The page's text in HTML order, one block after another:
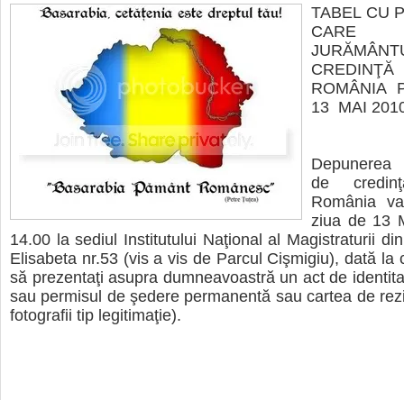
TABEL CU
CARE
ROMÂNIA
13 MAI
de
România
ziua de 13
14.00 la sediul Institutului Naţional al Magistraturii
Elisabeta nr.53 (vis a vis de Parcul Cişmigiu), dată la
să prezentaţi asupra dumneavoastră un act de
sau permisul de şedere permanentă sau cartea de
fotografii tip legitimaţie).